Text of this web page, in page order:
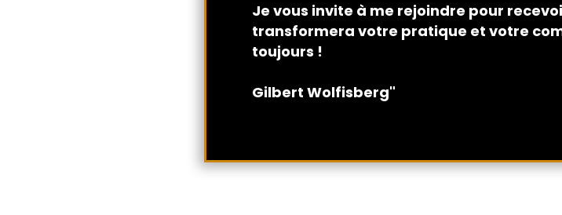
Je vous invite à me rejoindre pour
transformera votre pratique et votre
toujours !
Gilbert Wolfisberg"